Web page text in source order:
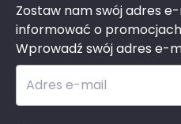
Zostaw nam swój adres
informować o
Wprowadź swój adres e-
Adres e-mail